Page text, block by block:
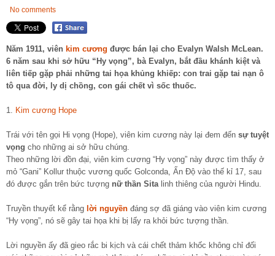
No comments
Năm 1911, viên kim cương được bán lại cho Evalyn Walsh McLean.
6 năm sau khi sở hữu “Hy vọng”, bà Evalyn, bắt đầu khánh kiệt và
liên tiếp gặp phải những tai họa khủng khiếp: con trai gặp tai nạn ô
tô qua đời, ly dị chồng, con gái chết vì sốc thuốc.
1. Kim cương Hope
Trái với tên gọi Hi vọng (Hope), viên kim cương này lại đem đến sự tuyệt
vọng cho những ai sở hữu chúng.
Theo những lời đồn đại, viên kim cương “Hy vọng” này được tìm thấy ở
mỏ “Gani” Kollur thuộc vương quốc Golconda, Ấn Độ vào thế kỉ 17, sau
đó được gắn trên bức tượng nữ thần Sitalinh thiêng của người Hindu.
Truyền thuyết kể rằng lời nguyền đáng sợ đã giáng vào viên kim cương
“Hy vọng”, nó sẽ gây tai họa khi bị lấy ra khỏi bức tượng thần.
Lời nguyền ấy đã gieo rắc bi kịch và cái chết thảm khốc không chỉ đối